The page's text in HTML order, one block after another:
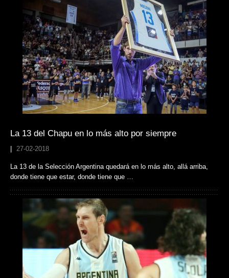
La 13 del Chapu en lo más alto por siempre
27-02-2018
La 13 de la Selección Argentina quedará en lo más alto, allá arriba,
donde tiene que estar, donde tiene que …